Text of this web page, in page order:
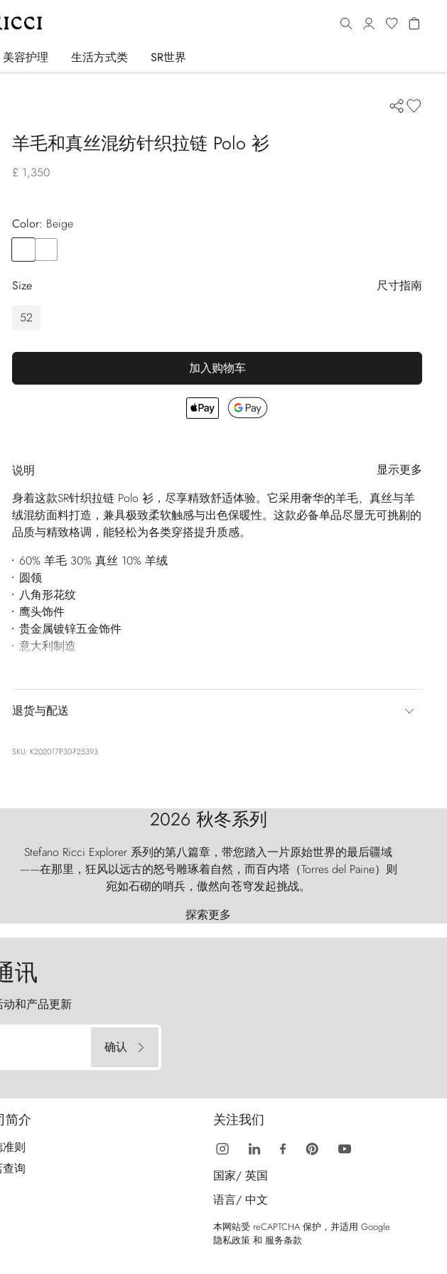
美容护理 生活方式类 SR世界
羊毛和真丝混纺针织拉链 Polo 衫
£ 1,350
Color:
beige
Size
尺寸指南
52
加入购物车
说明
显示更多
身着这款SR针织拉链 Polo 衫，尽享精致舒适体验。它采用奢华的羊毛、真丝与羊
绒混纺面料打造，兼具极致柔软触感与出色保暖性。这款必备单品尽显无可挑剔的
品质与精致格调，能轻松为各类穿搭提升质感。
60% 羊毛 30% 真丝 10% 羊绒
圆领
八角形花纹
鹰头饰件
贵金属镀锌五金饰件
意大利制造
退货与配送
SKU: K202017P30-F25393
2026 秋冬系列
Stefano Ricci Explorer 系列的第八篇章，带您踏入一片原始世界的最后疆域
——在那里，狂风以远古的怒号雕琢着自然，而百内塔（Torres del Paine）则
宛如石砌的哨兵，傲然向苍穹发起挑战。
探索更多
讯
动和产品更新
确认
简介
则
询
关注我们
国家/ 英国
语言/ 中文
本网站受 reCAPTCHA 保护，并适用 Google
隐私政策 和 服务条款